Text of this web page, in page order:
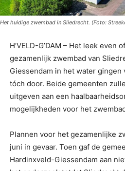
Het huidige zwembad in Sliedrecht. (Foto:
H’VELD-G’DAM – Het leek even
gezamenlijk zwembad van
Giessendam in het water gingen
tóch door. Beide gemeenten
uitgeven aan een
mogelijkheden voor het
Plannen voor het gezamenlijke
juni in gevaar. Toen gaf de
Hardinxveld-Giessendam aan